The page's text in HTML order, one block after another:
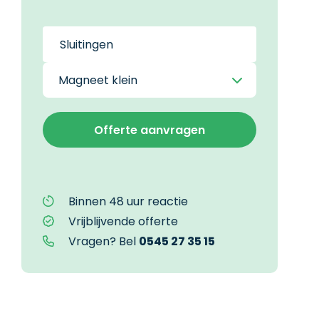
Binnen 48 uur reactie
Vrijblijvende offerte
Vragen? Bel 0545 27 35 15